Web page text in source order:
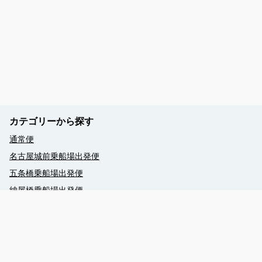
カテゴリーから探す
通常便
名古屋城前乗船場出発便
五条橋乗船場出発便
納屋橋乗船場出発便